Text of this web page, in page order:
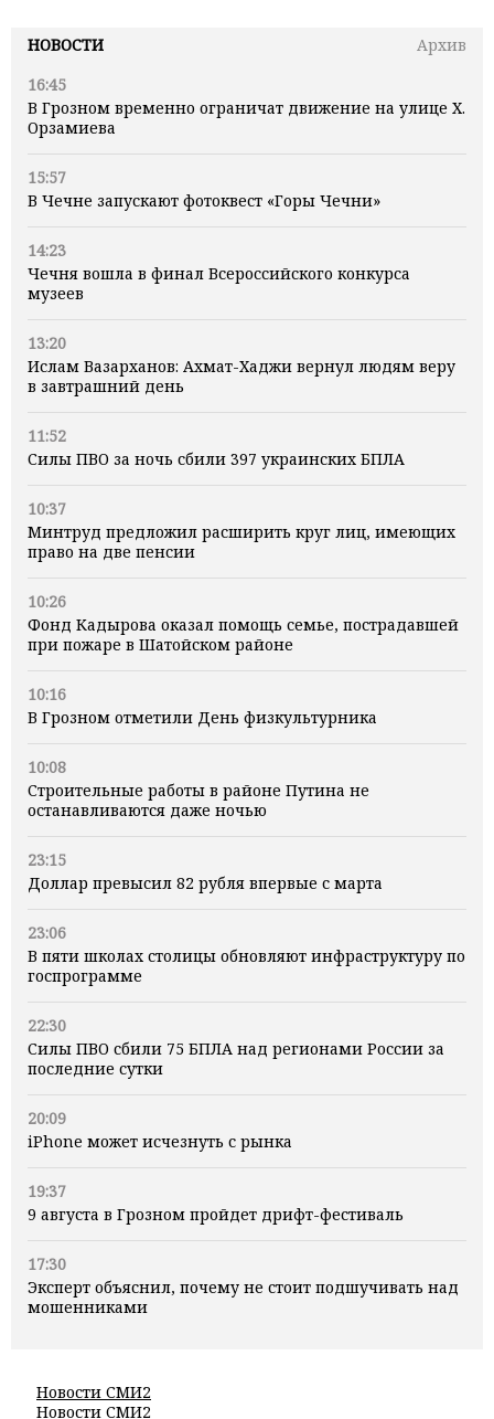
НОВОСТИ
Архив
16:45
В Грозном временно ограничат движение на улице Х.
Орзамиева
15:57
В Чечне запускают фотоквест «Горы Чечни»
14:23
Чечня вошла в финал Всероссийского конкурса
музеев
13:20
Ислам Вазарханов: Ахмат-Хаджи вернул людям веру
в завтрашний день
11:52
Силы ПВО за ночь сбили 397 украинских БПЛА
10:37
Минтруд предложил расширить круг лиц, имеющих
право на две пенсии
10:26
Фонд Кадырова оказал помощь семье, пострадавшей
при пожаре в Шатойском районе
10:16
В Грозном отметили День физкультурника
10:08
Строительные работы в районе Путина не
останавливаются даже ночью
23:15
Доллар превысил 82 рубля впервые с марта
23:06
В пяти школах столицы обновляют инфраструктуру по
госпрограмме
22:30
Силы ПВО сбили 75 БПЛА над регионами России за
последние сутки
20:09
iPhone может исчезнуть с рынка
19:37
9 августа в Грозном пройдет дрифт-фестиваль
17:30
Эксперт объяснил, почему не стоит подшучивать над
мошенниками
Новости СМИ2
Новости СМИ2